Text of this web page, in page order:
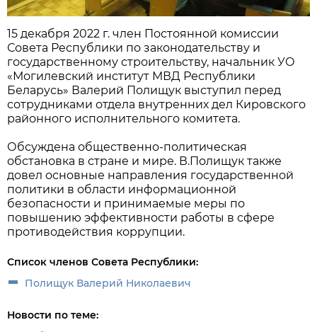
15 декабря 2022 г. член Постоянной комиссии
Совета Республики по законодательству и
государственному строительству, начальник УО
«Могилевский институт МВД Республики
Беларусь» Валерий Полищук выступил перед
сотрудниками отдела внутренних дел Кировского
районного исполнительного комитета.
Обсуждена общественно-политическая
обстановка в стране и мире. В.Полищук также
довел основные направления государственной
политики в области информационной
безопасности и принимаемые меры по
повышению эффективности работы в сфере
противодействия коррупции.
Список членов Совета Республики:
Полищук Валерий Николаевич
Новости по теме: